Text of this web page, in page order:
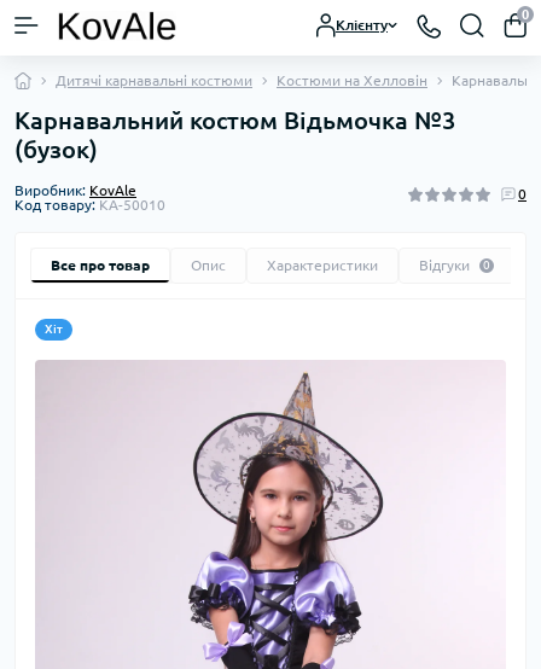
Клієнту
0
Дитячі карнавальні костюми Костюми на Хелловін
Карнавальний костюм Відьмочка №3
(бузок)
Виробник: KovAle
Код товару: KA-50010
0
Все про товар Опис Характеристики Відгуки 0
Хіт